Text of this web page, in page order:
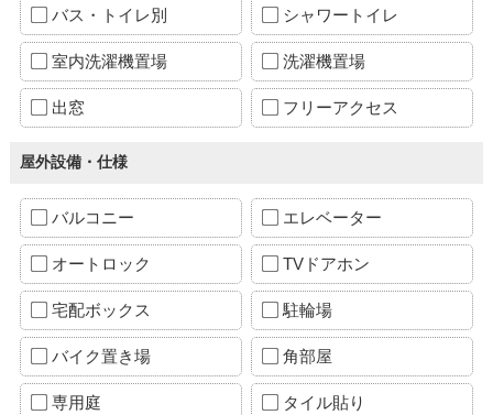
バス・トイレ別 シャワートイレ
室内洗濯機置場 洗濯機置場
出窓 フリーアクセス
屋外設備・仕様
バルコニー エレベーター
オートロック TVドアホン
宅配ボックス 駐輪場
バイク置き場 角部屋
専用庭 タイル貼り